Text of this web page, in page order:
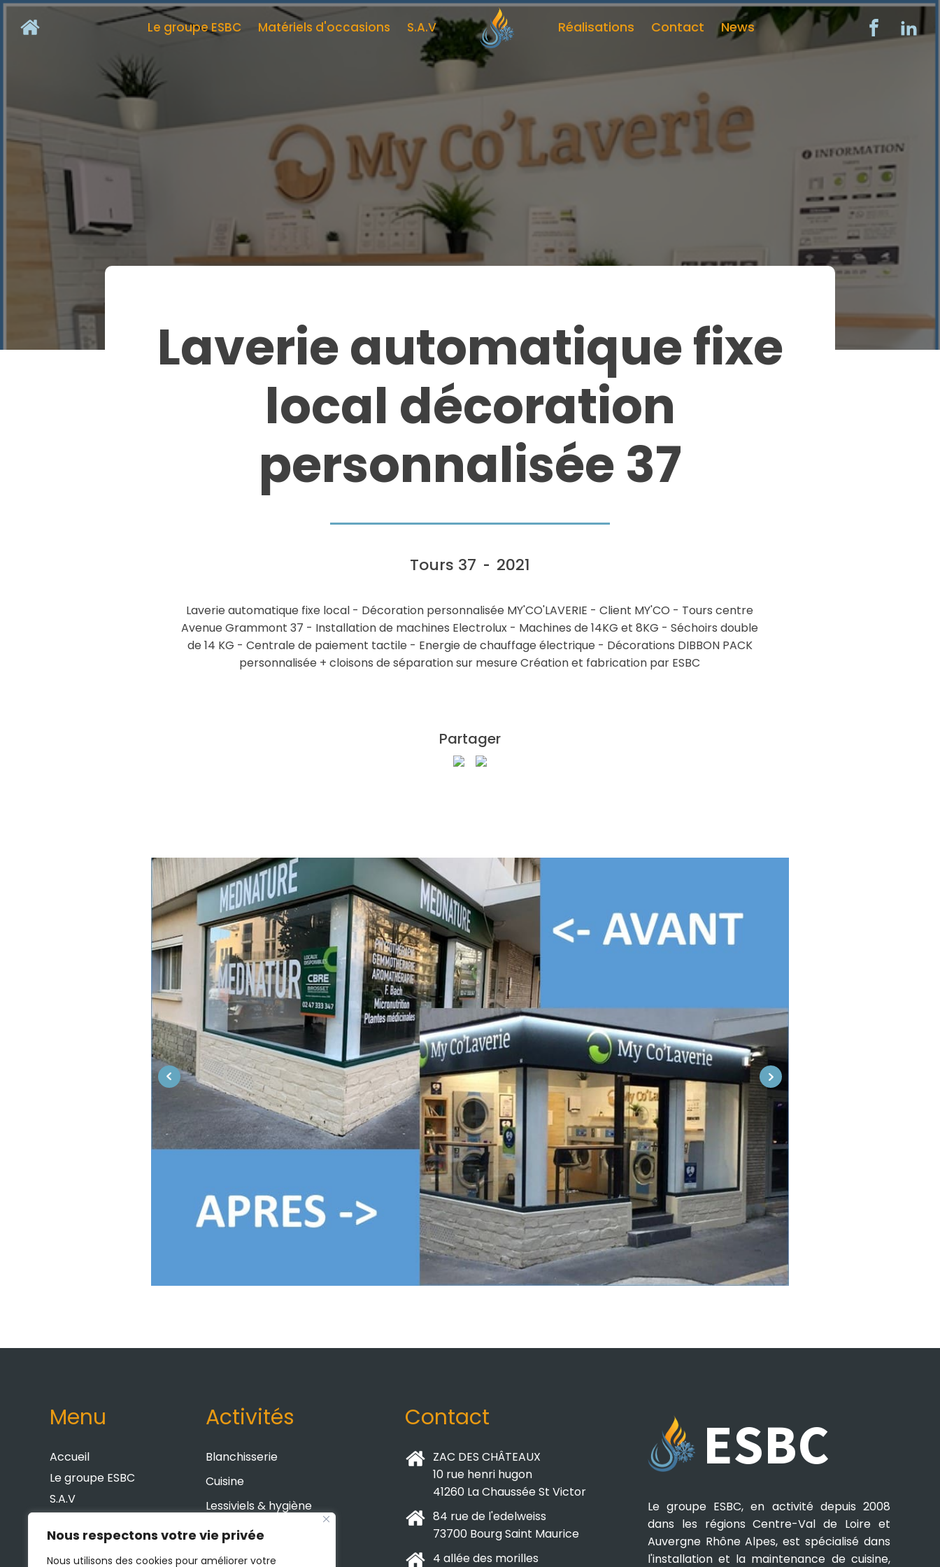
Nous respectons votre vie privée
Nous utilisons des cookies pour améliorer votre
Le groupe ESBC Matériels d'occasions S.A.V Réalisations Contact News
Laverie automatique fixe
local décoration
personnalisée 37
Tours 37 - 2021
Laverie automatique fixe local - Décoration personnalisée MY'CO'LAVERIE - Client MY'CO - Tours centre
Avenue Grammont 37 - Installation de machines Electrolux - Machines de 14KG et 8KG - Séchoirs double
de 14 KG - Centrale de paiement tactile - Energie de chauffage électrique - Décorations DIBBON PACK
personnalisée + cloisons de séparation sur mesure Création et fabrication par ESBC
Partager
Menu
Accueil
Le groupe ESBC
S.A.V
Contact
News
Activités
Blanchisserie
Cuisine
Lessiviels & hygiène
Froid & climatisation
Laverie
Contact
ZAC DES CHÂTEAUX
10 rue henri hugon
41260 La Chaussée St Victor
84 rue de l'edelweiss
73700 Bourg Saint Maurice
4 allée des morilles
ESBC
Le groupe ESBC, en activité depuis 2008
dans les régions Centre-Val de Loire et
Auvergne Rhône Alpes, est spécialisé dans
l'installation et la maintenance de cuisine,